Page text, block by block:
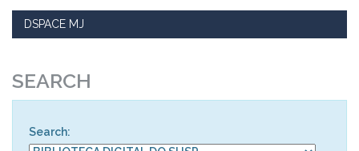
DSPACE MJ
SEARCH
Search: